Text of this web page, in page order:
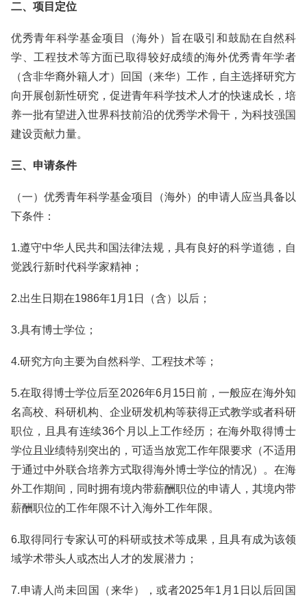
二、项目定位
优秀青年科学基金项目（海外）旨在吸引和鼓励在自然科
学、工程技术等方面已取得较好成绩的海外优秀青年学者
（含非华裔外籍人才）回国（来华）工作，自主选择研究方
向开展创新性研究，促进青年科学技术人才的快速成长，培
养一批有望进入世界科技前沿的优秀学术骨干，为科技强国
建设贡献力量。
三、申请条件
（一）优秀青年科学基金项目（海外）的申请人应当具备以
下条件：
1.遵守中华人民共和国法律法规，具有良好的科学道德，自
觉践行新时代科学家精神；
2.出生日期在1986年1月1日（含）以后；
3.具有博士学位；
4.研究方向主要为自然科学、工程技术等；
5.在取得博士学位后至2026年6月15日前，一般应在海外知
名高校、科研机构、企业研发机构等获得正式教学或者科研
职位，且具有连续36个月以上工作经历；在海外取得博士
学位且业绩特别突出的，可适当放宽工作年限要求（不适用
于通过中外联合培养方式取得海外博士学位的情况）。在海
外工作期间，同时拥有境内带薪酬职位的申请人，其境内带
薪酬职位的工作年限不计入海外工作年限。
6.取得同行专家认可的科研或技术等成果，且具有成为该领
域学术带头人或杰出人才的发展潜力；
7.申请人尚未回国（来华），或者2025年1月1日以后回国